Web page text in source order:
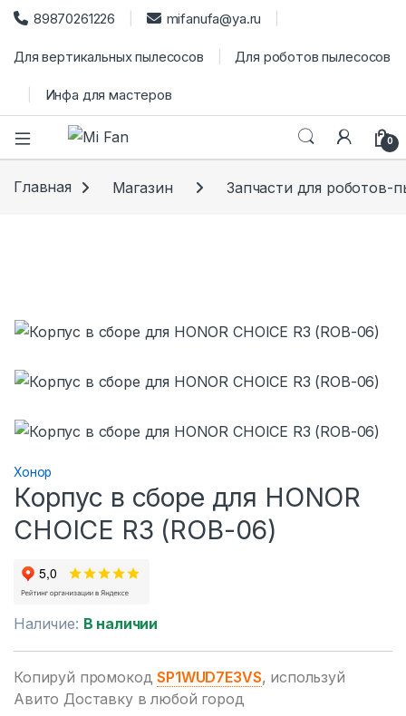
89870261226 mifanufa@ya.ru
Для вертикальных пылесосов Для роботов пылесосов
Инфа для мастеров
0
Главная Магазин Запчасти для роботов-
Хонор
Корпус в сборе для HONOR
CHOICE R3 (ROB-06)
Наличие: В наличии
Копируй промокодSP1WUD7E3VS, используй
Авито Доставку в любой город